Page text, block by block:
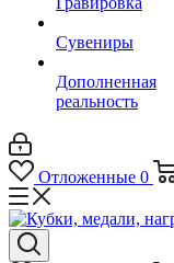
Сувениры
Дополненная
реальность
Отложенные 0